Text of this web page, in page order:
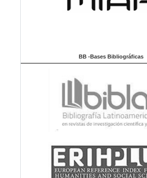
BB -Bases Bibliográficas